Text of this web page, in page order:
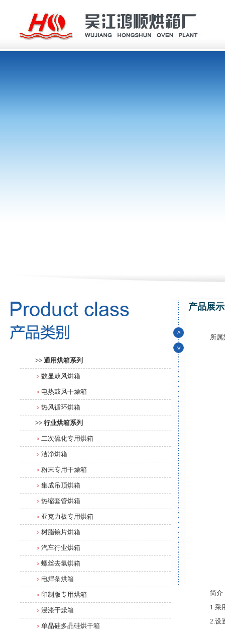
>> 通用烘箱系列
> 数显鼓风烘箱
> 电热鼓风干燥箱
> 热风循环烘箱
>> 行业烘箱系列
> 二次硫化专用烘箱
> 洁净烘箱
> 粉末专用干燥箱
> 集成吊顶烘箱
> 热缩套管烘箱
> 亚克力板专用烘箱
> 树脂镜片烘箱
> 汽车行业烘箱
> 螺丝去氢烘箱
> 电焊条烘箱
> 印制版专用烘箱
> 浸漆干燥箱
> 单晶硅多晶硅烘干箱
产品展示
所属
简介
1.采
2.设